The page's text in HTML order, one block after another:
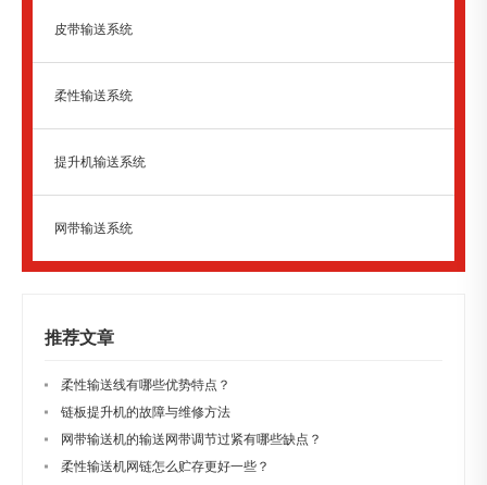
皮带输送系统
柔性输送系统
提升机输送系统
网带输送系统
推荐文章
柔性输送线有哪些优势特点？
链板提升机的故障与维修方法
网带输送机的输送网带调节过紧有哪些缺点？
柔性输送机网链怎么贮存更好一些？